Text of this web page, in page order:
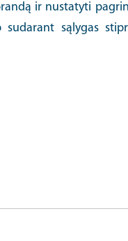
ir nustatyti
sąlygas